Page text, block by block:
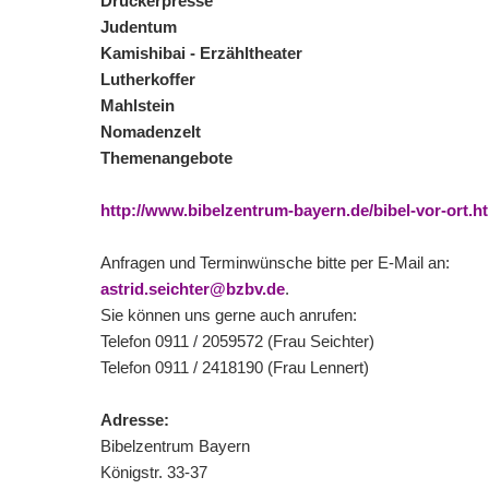
Judentum
Kamishibai - Erzähltheater
Lutherkoffer
Mahlstein
Nomadenzelt
Themenangebote
http://www.bibelzentrum-bayern.de/bibel-vor-
Anfragen und Terminwünsche bitte per E-Mail an:
astrid.seichter@bzbv.de.
Sie können uns gerne auch anrufen:
Telefon 0911 / 2059572 (Frau Seichter)
Telefon 0911 / 2418190 (Frau Lennert)
Adresse:
Bibelzentrum Bayern
Königstr. 33-37